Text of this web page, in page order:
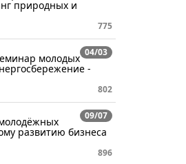
природных и
775
04/03
молодых
-
802
09/07
развитию бизнеса
896